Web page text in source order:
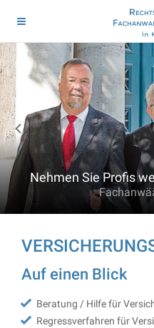
Nehmen Sie Profis
Auf einen Blick
Beratung / Hilfe für
Regressverfahren für